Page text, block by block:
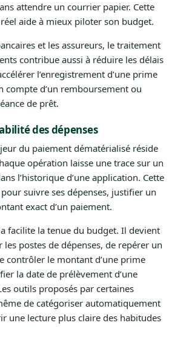
attendre un courrier papier. Cette
aide à mieux piloter son budget.
et les assureurs, le traitement
contribue aussi à réduire les délais
l’enregistrement d’une prime
compte d’un remboursement ou
de prêt.
des dépenses
du paiement dématérialisé réside
opération laisse une trace sur un
l’historique d’une application. Cette
suivre ses dépenses, justifier un
exact d’un paiement.
facilite la tenue du budget. Il devient
les postes de dépenses, de repérer un
contrôler le montant d’une prime
la date de prélèvement d’une
outils proposés par certaines
de catégoriser automatiquement
une lecture plus claire des habitudes